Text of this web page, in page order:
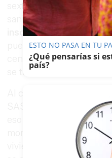
sexta ola profesionales
sanitaria, pero con esta
insoportable
. Los
pueden ya acceder ni
centros de salud, y
se tienen que ir de
SAS, que ha despedido
eso es inadmisible e
momentos de crisis tan
viviendo. Tienen que
ESTO NO PASA EN TU
¿Qué pensarías si
país?